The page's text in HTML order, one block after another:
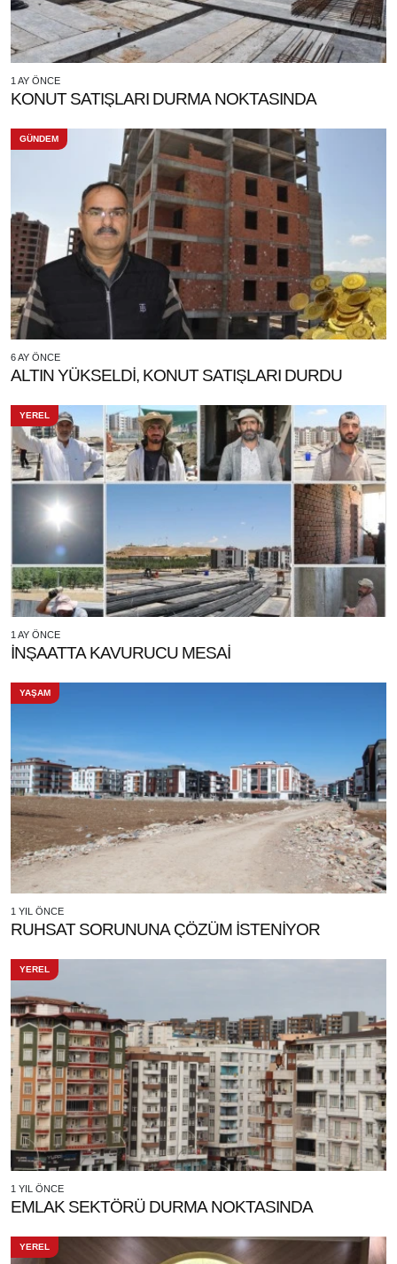
1 AY ÖNCE
KONUT SATIŞLARI DURMA NOKTASINDA
GÜNDEM
6 AY ÖNCE
ALTIN YÜKSELDİ, KONUT SATIŞLARI DURDU
YEREL
1 AY ÖNCE
İNŞAATTA KAVURUCU MESAİ
YAŞAM
1 YIL ÖNCE
RUHSAT SORUNUNA ÇÖZÜM İSTENİYOR
YEREL
1 YIL ÖNCE
EMLAK SEKTÖRÜ DURMA NOKTASINDA
YEREL